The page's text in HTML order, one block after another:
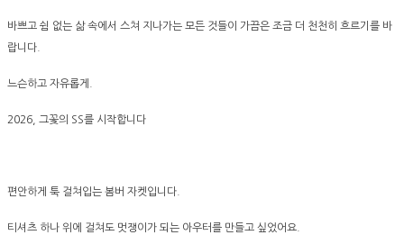
바쁘고 쉼 없는 삶 속에서 스쳐 지나가는 모든 것들이 가끔은 조금 더 천천히 흐르기를 바
랍니다.
느슨하고 자유롭게.
2026, 그꽃의 SS를 시작합니다
편안하게 툭 걸쳐입는 봄버 자켓입니다.
티셔츠 하나 위에 걸쳐도 멋쟁이가 되는 아우터를 만들고 싶었어요.